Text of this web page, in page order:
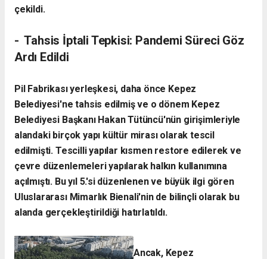
çekildi.
- ​ Tahsis İptali Tepkisi: Pandemi Süreci Göz
Ardı Edildi
​Pil Fabrikası yerleşkesi, daha önce Kepez
Belediyesi'ne tahsis edilmiş ve o dönem Kepez
Belediyesi Başkanı Hakan Tütüncü'nün girişimleriyle
alandaki birçok yapı kültür mirası olarak tescil
edilmişti. Tescilli yapılar kısmen restore edilerek ve
çevre düzenlemeleri yapılarak halkın kullanımına
açılmıştı. Bu yıl 5.'si düzenlenen ve büyük ilgi gören
Uluslararası Mimarlık Bienali'nin de bilinçli olarak bu
alanda gerçekleştirildiği hatırlatıldı.
​Ancak, Kepez